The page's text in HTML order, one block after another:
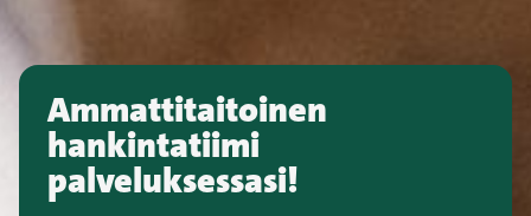
Ammattitaitoinen
hankintatiimi
palveluksessasi!